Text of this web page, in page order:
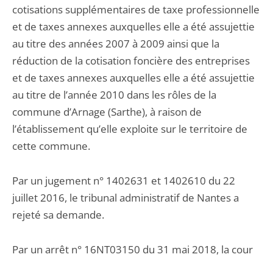
cotisations supplémentaires de taxe professionnelle
et de taxes annexes auxquelles elle a été assujettie
au titre des années 2007 à 2009 ainsi que la
réduction de la cotisation foncière des entreprises
et de taxes annexes auxquelles elle a été assujettie
au titre de l’année 2010 dans les rôles de la
commune d’Arnage (Sarthe), à raison de
l’établissement qu’elle exploite sur le territoire de
cette commune.
Par un jugement n° 1402631 et 1402610 du 22
juillet 2016, le tribunal administratif de Nantes a
rejeté sa demande.
Par un arrêt n° 16NT03150 du 31 mai 2018, la cour